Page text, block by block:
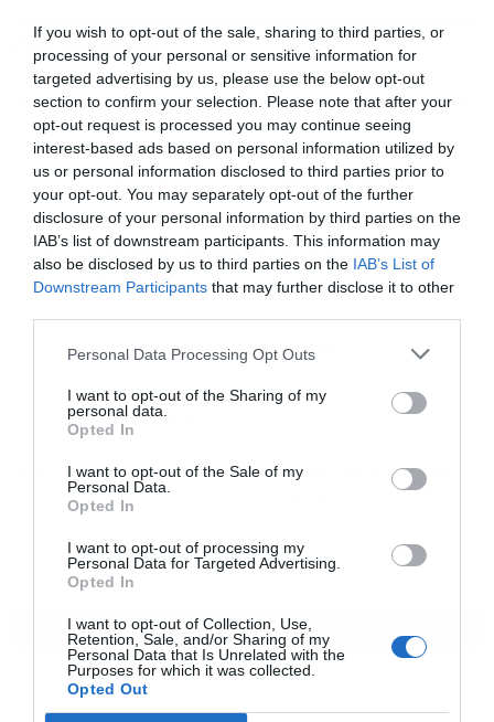
If you wish to opt-out of the sale, sharing to third parties, or
processing of your personal or sensitive information for
targeted advertising by us, please use the below opt-out
section to confirm your selection. Please note that after your
opt-out request is processed you may continue seeing
interest-based ads based on personal information utilized by
us or personal information disclosed to third parties prior to
your opt-out. You may separately opt-out of the further
disclosure of your personal information by third parties on the
IAB’s list of downstream participants. This information may
also be disclosed by us to third parties on the IAB’s List of
Downstream Participants that may further disclose it to other
Personal Data Processing Opt Outs
I want to opt-out of the Sharing of my
personal data.
Opted In
I want to opt-out of the Sale of my
Personal Data.
Opted In
I want to opt-out of processing my
Personal Data for Targeted Advertising.
Opted In
I want to opt-out of Collection, Use,
Retention, Sale, and/or Sharing of my
Personal Data that Is Unrelated with the
Purposes for which it was collected.
Opted Out
ΡΟΗ ΕΙΔΗΣΕΩΝ ΔΗΜΟΦΙΛΗ
13:18 ΑΑΔΕ-myAGRO: Πάνω από 2.000 άτομα στη ζωντανή
μετάδοση, τι είπαν οι φορείς
13:06
Νέο κύμα ακρίβειας στα τρόφιμα: Ανατιμήσεις σε
δημητριακά, ζάχαρη και φυτικά έλαια
12:49 Τα νησιά με τα πιο φημισμένα πανηγύρια τον
Δεκαπενταύγουστο
12:43 Βόρεια Κορέα: Προτείνουν σούπα από κρέας σκύλου
για την αντιμετώπιση του καύσωνα
Πληθωρισμός: Υποχώρησε στο 3,4% τον Ιούλιο,
συνεχίζει να “καίει” η ενέργεια
Τι χρώμα είχαν τα σπίτια στα νησιά των Κυκλάδων
πριν επιβληθεί το άσπρο – Η άγνωστη ιστορία
Η νέα σειρά foldables της Samsung διαθέσιμη στη
Vodafone
ΟΛΕΣ ΟΙ ΕΙΔΗΣΕΙΣ